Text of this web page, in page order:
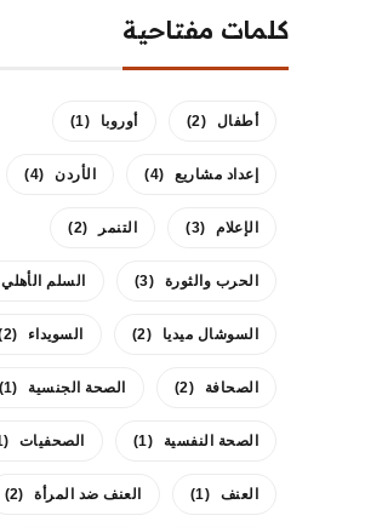
كلمات مفتاحية
أطفال (2) أوروبا (1)
إعداد مشاريع (4) الأردن (4)
الإعلام (3) التنمر (2)
الحرب والثورة (3) السلم الأهلي
السوشال ميديا (2) السويداء (2)
الصحافة (2) الصحة الجنسية (1)
الصحة النفسية (1) الصحفيات (1)
العنف (1) العنف ضد المرأة (2)